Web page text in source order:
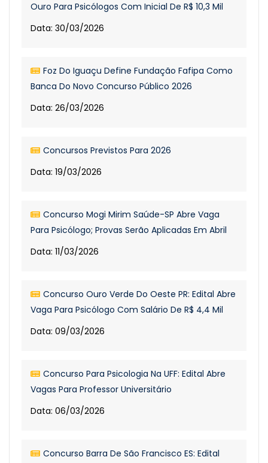
Ouro Para Psicólogos Com Inicial De R$ 10,3 Mil
Data: 30/03/2026
Foz Do Iguaçu Define Fundação Fafipa Como
Banca Do Novo Concurso Público 2026
Data: 26/03/2026
Concursos Previstos Para 2026
Data: 19/03/2026
Concurso Mogi Mirim Saúde-SP Abre Vaga
Para Psicólogo; Provas Serão Aplicadas Em Abril
Data: 11/03/2026
Concurso Ouro Verde Do Oeste PR: Edital Abre
Vaga Para Psicólogo Com Salário De R$ 4,4 Mil
Data: 09/03/2026
Concurso Para Psicologia Na UFF: Edital Abre
Vagas Para Professor Universitário
Data: 06/03/2026
Concurso Barra De São Francisco ES: Edital